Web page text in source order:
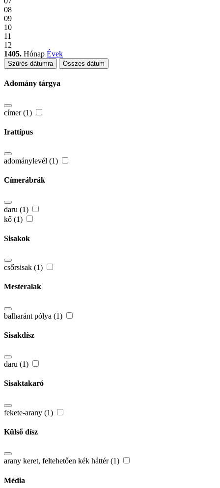
08
09
10
11
12
1405. Hónap Évek
Szűrés dátumra Összes dátum
Adomány tárgya
címer (1)
Irattípus
adománylevél (1)
Címerábrák
daru (1)
kő (1)
Sisakok
csőrsisak (1)
Mesteralak
balharánt pólya (1)
Sisakdísz
daru (1)
Sisaktakaró
fekete-arany (1)
Külső dísz
arany keret, feltehetően kék háttér (1)
Média